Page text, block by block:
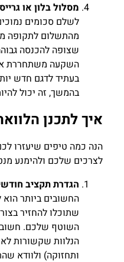
מסלול בלון או
לשלם סכומים
מהתשלום לתקופה
שצופה להכנסה
השקעה משתחררת
בעתיד לדגם חדש
בהמשך, זה יכול
איך לתכנן
הנה כמה טיפים שיעזרו
לצרכים שלכם ולהימנע
הגדרת תקציב
החשובים ביותר
שתוכלו להחזיר
השוטף שלכם. חשוב
הנלוות שקשורות
ותחזוקה) ולוודא